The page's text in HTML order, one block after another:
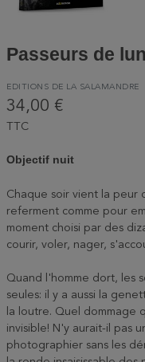
Passeurs de
EDITIONS DE LA SALAMANDRE
34,00 €
TTC
Objectif nuit
Chaque soir vient la peur
referment comme pour
moment choisi par des
courir, voler, nager,
Quand l'homme dort, les
seules: il y a aussi la
la loutre. Quel dommage
invisible! N'y aurait-il pas
photographier sans les